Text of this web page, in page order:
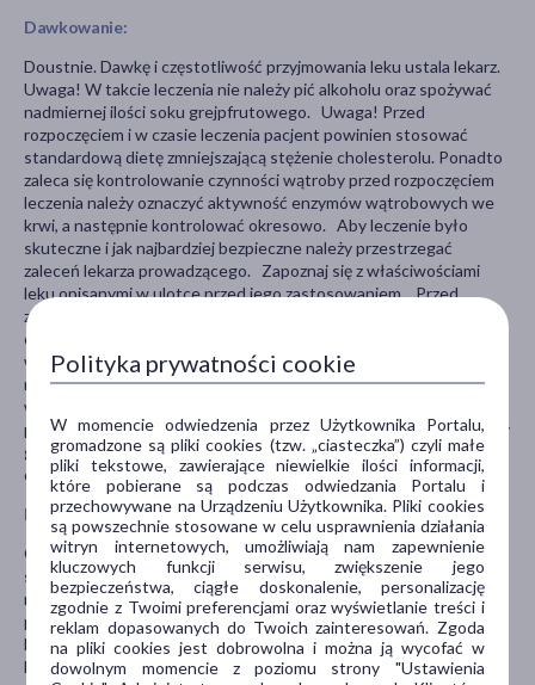
Dawkowanie:
Doustnie. Dawkę i częstotliwość przyjmowania leku ustala lekarz.
Uwaga! W takcie leczenia nie należy pić alkoholu oraz spożywać
nadmiernej ilości soku grejpfrutowego. Uwaga! Przed
rozpoczęciem i w czasie leczenia pacjent powinien stosować
standardową dietę zmniejszającą stężenie cholesterolu. Ponadto
zaleca się kontrolowanie czynności wątroby przed rozpoczęciem
leczenia należy oznaczyć aktywność enzymów wątrobowych we
krwi, a następnie kontrolować okresowo. Aby leczenie było
skuteczne i jak najbardziej bezpieczne należy przestrzegać
zaleceń lekarza prowadzącego. Zapoznaj się z właściwościami
leku opisanymi w ulotce przed jego zastosowaniem. Przed
zastosowaniem leku należy sprawdzić datę ważności podaną na
opakowaniu (etykiecie). Nie należy stosować leku po terminie
ważności. Przechowuj lek w szczelnie zamkniętym opakowaniu, w
miejscu niedostępnym i niewidocznym dla dzieci, zgodnie z
wymogami producenta. Lek ten został przepisany przez lekarza
prowadzącego celem leczenia konkretnego schorzenia. Nie należy
go odstępować innym osobom ani używać w innych
okolicznościach bez konsultacji z lekarzem.
Poinformuj lekarza:
Gdy masz nadwrażliwość na symwastatynę lub jakąkolwiek
substancję pomocniczą preparatu, choroby wątroby i/lub nerek,
nadczynność tarczycy, dziedziczne choroby mięśni. Gdy
przyjmujesz gemfibrozil i inne fibraty, niacynę i inne pochodne
kwasu nikotynowego, cyklosporynę, mibefradil, itrakonazol,
ketokonazol, erytromycynę, klarytromycynę (wzrost ryzyka
Polityka prywatności cookie
W momencie odwiedzenia przez Użytkownika Portalu,
gromadzone są pliki cookies (tzw. „ciasteczka”) czyli małe
pliki tekstowe, zawierające niewielkie ilości informacji,
które pobierane są podczas odwiedzania Portalu i
przechowywane na Urządzeniu Użytkownika. Pliki cookies
są powszechnie stosowane w celu usprawnienia działania
witryn internetowych, umożliwiają nam zapewnienie
kluczowych funkcji serwisu, zwiększenie jego
bezpieczeństwa, ciągłe doskonalenie, personalizację
zgodnie z Twoimi preferencjami oraz wyświetlanie treści i
reklam dopasowanych do Twoich zainteresowań. Zgoda
na pliki cookies jest dobrowolna i można ją wycofać w
dowolnym momencie z poziomu strony "Ustawienia